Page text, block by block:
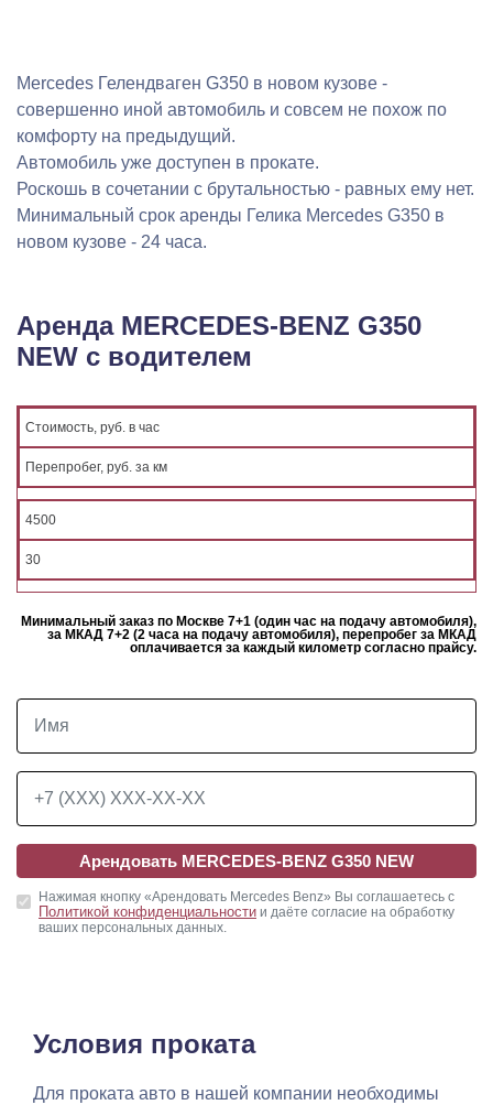
Mercedes Гелендваген G350 в новом кузове -
совершенно иной автомобиль и совсем не похож по
комфорту на предыдущий.
Автомобиль уже доступен в прокате.
Роскошь в сочетании с брутальностью - равных ему нет.
Минимальный срок аренды Гелика Mercedes G350 в
новом кузове - 24 часа.
Аренда MERCEDES-BENZ G350
NEW с водителем
Стоимость, руб. в час
Перепробег, руб. за км
4500
30
Минимальный заказ по Москве 7+1 (один час на подачу автомобиля),
за МКАД 7+2 (2 часа на подачу автомобиля), перепробег за МКАД
оплачивается за каждый километр согласно прайсу.
Арендовать MERCEDES-BENZ G350 NEW
Нажимая кнопку «Арендовать Mercedes Benz» Вы соглашаетесь с
Политикой конфиденциальности и даёте согласие на обработку
ваших персональных данных.
Условия проката
Для проката авто в нашей компании необходимы